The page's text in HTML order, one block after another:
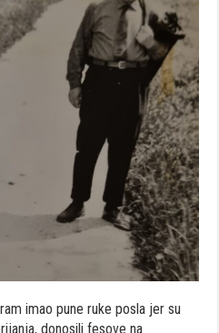
imao pune ruke posla jer su
donosili fesove na